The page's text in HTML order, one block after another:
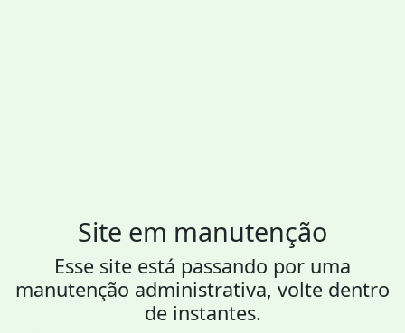
Site em manutenção
Esse site está passando por uma
manutenção administrativa, volte dentro
de instantes.